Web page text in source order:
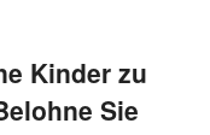
Kinder zu
Sie